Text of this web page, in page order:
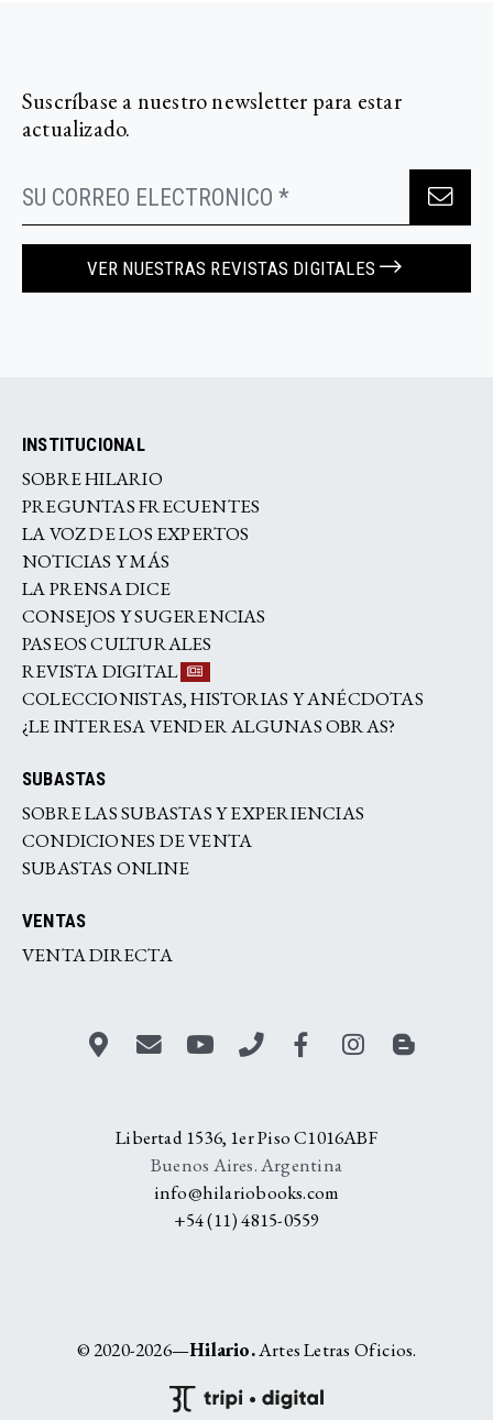
Suscríbase a nuestro newsletter para estar
actualizado.
VER NUESTRAS REVISTAS DIGITALES
INSTITUCIONAL
SOBRE HILARIO
PREGUNTAS FRECUENTES
LA VOZ DE LOS EXPERTOS
NOTICIAS Y MÁS
LA PRENSA DICE
CONSEJOS Y SUGERENCIAS
PASEOS CULTURALES
REVISTA DIGITAL
COLECCIONISTAS, HISTORIAS Y ANÉCDOTAS
¿LE INTERESA VENDER ALGUNAS OBRAS?
SUBASTAS
SOBRE LAS SUBASTAS Y EXPERIENCIAS
CONDICIONES DE VENTA
SUBASTAS ONLINE
VENTAS
VENTA DIRECTA
Libertad 1536, 1er Piso C1016ABF
Buenos Aires. Argentina
info@hilariobooks.com
+54 (11) 4815-0559
© 2020-2026—Hilario.Artes Letras Oficios.